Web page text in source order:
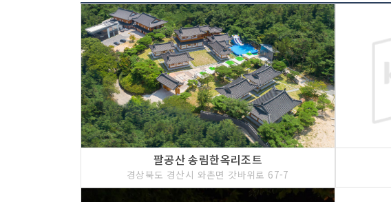
팔공산 송림한옥리조트
경상북도 경산시 와촌면 갓바위로 67-7